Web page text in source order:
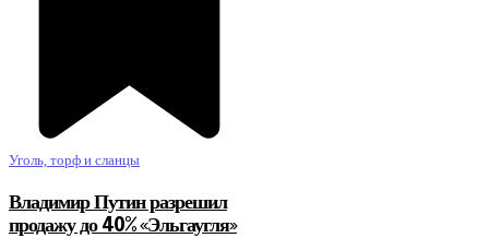
Уголь, торф и сланцы
Владимир Путин разрешил
продажу до 40% «Эльгаугля»